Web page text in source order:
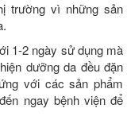
trường vì những sản
1-2 ngày sử dụng mà
dưỡng da đều đặn
với các sản phẩm
ngay bệnh viện để